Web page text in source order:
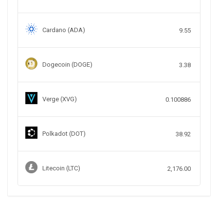
Cardano (ADA) 9.55
Dogecoin (DOGE) 3.38
Verge (XVG) 0.100886
Polkadot (DOT) 38.92
Litecoin (LTC) 2,176.00